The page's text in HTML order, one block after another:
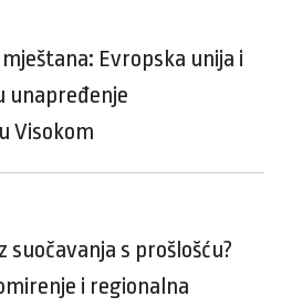
Evropska unija i
unapređenje
Visokom
suočavanja s prošlošću?
i regionalna